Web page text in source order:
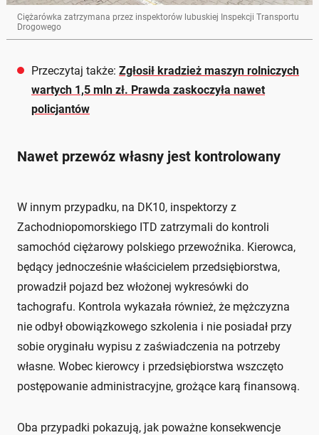
Ciężarówka zatrzymana przez inspektorów lubuskiej Inspekcji Transportu
Drogowego
Przeczytaj także: Zgłosił kradzież maszyn rolniczych
wartych 1,5 mln zł. Prawda zaskoczyła nawet
policjantów
Nawet przewóz własny jest kontrolowany
W innym przypadku, na DK10, inspektorzy z
Zachodniopomorskiego ITD zatrzymali do kontroli
samochód ciężarowy polskiego przewoźnika. Kierowca,
będący jednocześnie właścicielem przedsiębiorstwa,
prowadził pojazd bez włożonej wykresówki do
tachografu. Kontrola wykazała również, że mężczyzna
nie odbył obowiązkowego szkolenia i nie posiadał przy
sobie oryginału wypisu z zaświadczenia na potrzeby
własne. Wobec kierowcy i przedsiębiorstwa wszczęto
postępowanie administracyjne, grożące karą finansową.
Oba przypadki pokazują, jak poważne konsekwencje